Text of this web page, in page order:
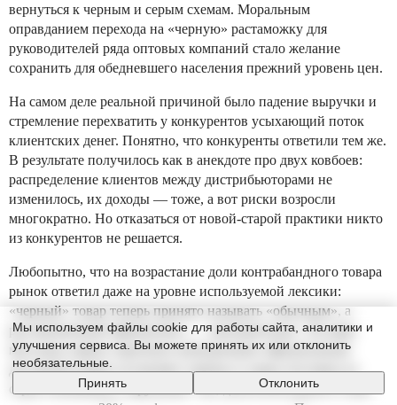
вернуться к черным и серым схемам. Моральным
оправданием перехода на «черную» растаможку для
руководителей ряда оптовых компаний стало желание
сохранить для обедневшего населения прежний уровень цен.
На самом деле реальной причиной было падение выручки и
стремление перехватить у конкурентов усыхающий поток
клиентских денег. Понятно, что конкуренты ответили тем же.
В результате получилось как в анекдоте про двух ковбоев:
распределение клиентов между дистрибьюторами не
изменилось, их доходы — тоже, а вот риски возросли
многократно. Но отказаться от новой-старой практики никто
из конкурентов не решается.
Любопытно, что на возрастание доли контрабандного товара
рынок ответил даже на уровне используемой лексики:
«черный» товар теперь принято называть «обычным», а
растаможенный официально — «контрактным». По ряду
массовых марок серьезную конкуренцию официальным
дистрибьюторам составляют черные и серые поставки из
стран ближайшего зарубежья. Так, доля нелегального Casio
Мы используем файлы cookie для работы сайта, аналитики и
улучшения сервиса. Вы можете принять их или отклонить
необязательные.
Принять
Отклонить